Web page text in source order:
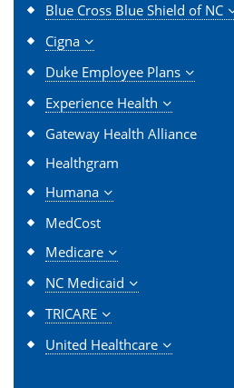
Blue Cross Blue Shield of NC
Cigna
Duke Employee Plans
Experience Health
Gateway Health Alliance
Healthgram
Humana
MedCost
Medicare
NC Medicaid
TRICARE
United Healthcare